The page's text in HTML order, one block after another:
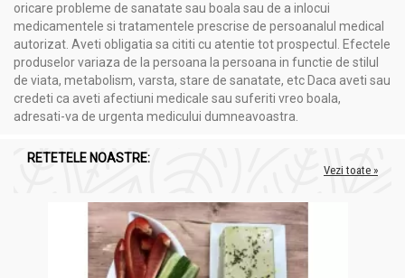
Insomnie sau probleme de somn.
Dureri de cap sau migrene.
Iritații cutanate sau arsuri ușoare.
Relaxare și echilibrare emoțională.
Precauții, contraindicații și sfaturi:
Produsul este un supliment alimentar și nu trebuie să
mod de viață sănătos.
Nu se administrează femeilor însărcinate sau care
alăptează.
A nu se depăși doza recomandată pentru consumul
oricare probleme de sanatate sau boala sau de a inlocui
medicamentele si tratamentele prescrise de persoanalul medical
autorizat. Aveti obligatia sa cititi cu atentie tot prospectul. Efectele
produselor variaza de la persoana la persoana in functie de stilul
de viata, metabolism, varsta, stare de sanatate, etc Daca aveti sau
credeti ca aveti afectiuni medicale sau suferiti vreo boala,
adresati-va de urgenta medicului dumneavoastra.
RETETELE NOASTRE:
Vezi toate »